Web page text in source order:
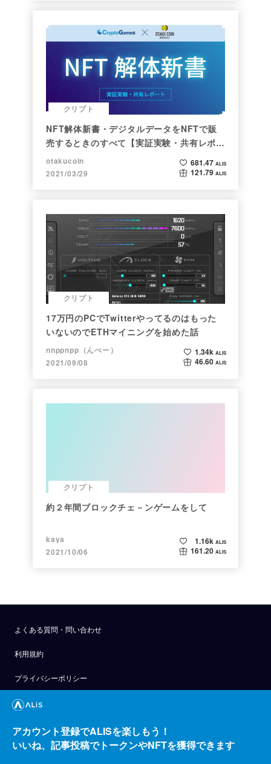
クリプト
NFT解体新書・デジタルデータをNFTで販
売するときのすべて【実証実験・共有レポー
ト】
otakucoin
2021/03/29
681.47 ALIS
121.79 ALIS
クリプト
17万円のPCでTwitterやってるのはもった
いないのでETHマイニングを始めた話
nnppnpp（んぺー）
2021/09/08
1.34k ALIS
46.60 ALIS
クリプト
約２年間ブロックチェ－ンゲームをして
kaya
2021/10/06
1.16k ALIS
161.20 ALIS
よくある質問・問い合わせ
利用規約
プライバシーポリシー
公式アナウンス
技術ブログ
API
アカウント登録でALISを楽しもう！
いいね、記事投稿でトークンやNFTを獲得できます